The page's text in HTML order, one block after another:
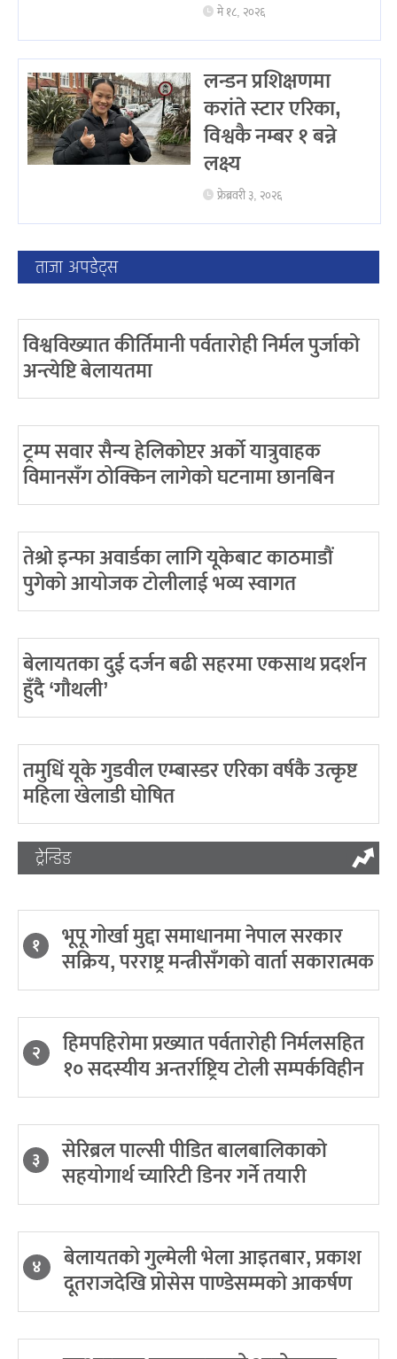
मे १८, २०२६
लन्डन प्रशिक्षणमा
करांते स्टार एरिका,
विश्वकै नम्बर १ बन्ने
लक्ष्य
फ्रेब्रवरी ३, २०२६
ताजा अपडेट्स
विश्वविख्यात कीर्तिमानी पर्वतारोही निर्मल पुर्जाको
अन्त्येष्टि बेलायतमा
ट्रम्प सवार सैन्य हेलिकोप्टर अर्को यात्रुवाहक
विमानसँग ठोक्किन लागेको घटनामा छानबिन
तेश्रो इन्फा अवार्डका लागि यूकेबाट काठमाडौं
पुगेको आयोजक टोलीलाई भव्य स्वागत
बेलायतका दुई दर्जन बढी सहरमा एकसाथ प्रदर्शन
हुँदै ‘गौथली’
तमुधिं यूके गुडवील एम्बास्डर एरिका वर्षकै उत्कृष्ट
महिला खेलाडी घोषित
ट्रेन्डिङ
१ भूपू गोर्खा मुद्दा समाधानमा नेपाल सरकार
सक्रिय, परराष्ट्र मन्त्रीसँगको वार्ता सकारात्मक
२ हिमपहिरोमा प्रख्यात पर्वतारोही निर्मलसहित
१० सदस्यीय अन्तर्राष्ट्रिय टोली सम्पर्कविहीन
३ सेरिब्रल पाल्सी पीडित बालबालिकाको
सहयोगार्थ च्यारिटी डिनर गर्ने तयारी
४ बेलायतको गुल्मेली भेला आइतबार, प्रकाश
दूतराजदेखि प्रोसेस पाण्डेसम्मको आकर्षण